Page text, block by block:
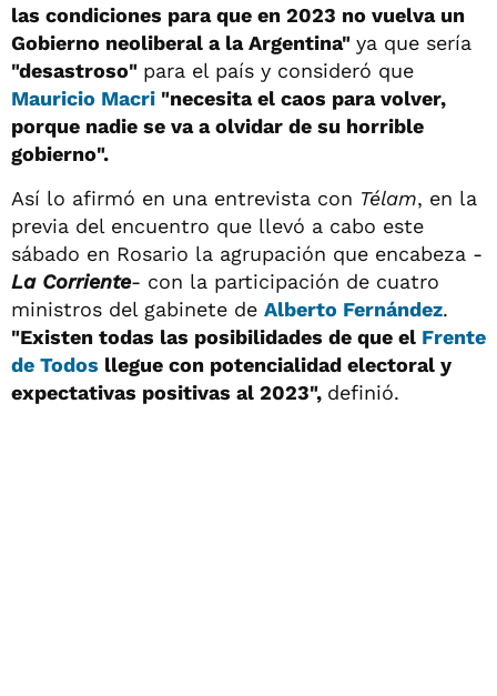
las condiciones para que en 2023 no vuelva un
Gobierno neoliberal a la Argentina" ya que sería
"desastroso" para el país y consideró que
Mauricio Macri "necesita el caos para volver,
porque nadie se va a olvidar de su horrible
gobierno".
Así lo afirmó en una entrevista con Télam, en la
previa del encuentro que llevó a cabo este
sábado en Rosario la agrupación que encabeza -
La Corriente- con la participación de cuatro
ministros del gabinete de Alberto Fernández.
"Existen todas las posibilidades de que el Frente
de Todos llegue con potencialidad electoral y
expectativas positivas al 2023", definió.